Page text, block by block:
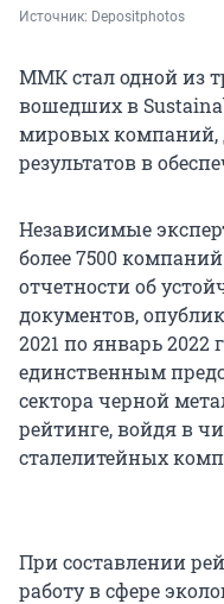
Источник: Depositphotos
ММК стал одной из
вошедших в
мировых
результатов в
Независимые
более 7500
отчетности об
документов,
2021 по январь 2022
единственным
сектора черной
рейтинге, войдя в
сталелитейных
При составлении
работу в сфере